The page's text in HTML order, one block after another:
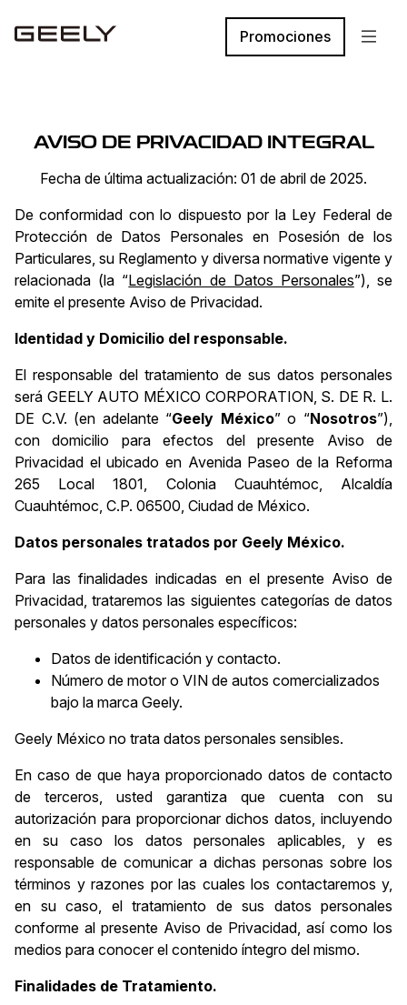
Promociones
AVISO DE PRIVACIDAD INTEGRAL
Fecha de última actualización: 01 de abril de 2025.
De conformidad con lo dispuesto por la Ley Federal de
Protección de Datos Personales en Posesión de los
Particulares, su Reglamento y diversa normative vigente y
relacionada (la “Legislación de Datos Personales”), se
emite el presente Aviso de Privacidad.
Identidad y Domicilio del responsable.
El responsable del tratamiento de sus datos personales
será GEELY AUTO MÉXICO CORPORATION, S. DE R. L.
DE C.V. (en adelante “Geely México” o “Nosotros”),
con domicilio para efectos del presente Aviso de
Privacidad el ubicado en Avenida Paseo de la Reforma
265 Local 1801, Colonia Cuauhtémoc, Alcaldía
Cuauhtémoc, C.P. 06500, Ciudad de México.
Datos personales tratados por Geely México.
Para las finalidades indicadas en el presente Aviso de
Privacidad, trataremos las siguientes categorías de datos
personales y datos personales específicos:
Datos de identificación y contacto.
Número de motor o VIN de autos comercializados
bajo la marca Geely.
Geely México no trata datos personales sensibles.
En caso de que haya proporcionado datos de contacto
de terceros, usted garantiza que cuenta con su
autorización para proporcionar dichos datos, incluyendo
en su caso los datos personales aplicables, y es
responsable de comunicar a dichas personas sobre los
términos y razones por las cuales los contactaremos y,
en su caso, el tratamiento de sus datos personales
conforme al presente Aviso de Privacidad, así como los
medios para conocer el contenido íntegro del mismo.
Finalidades de Tratamiento.